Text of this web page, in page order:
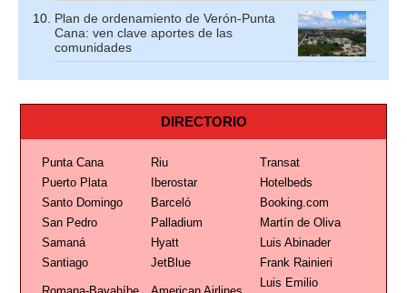
Plan de ordenamiento de Verón-Punta
Cana: ven clave aportes de las
comunidades
DIRECTORIO
Punta Cana Riu
Transat
Puerto Plata
Iberostar
Hotelbeds
Santo Domingo
Barceló
Booking.com
San Pedro
Palladium
Martín de Oliva
Samaná
Hyatt
Luis Abinader
Santiago
JetBlue Frank Rainieri
Luis Emilio